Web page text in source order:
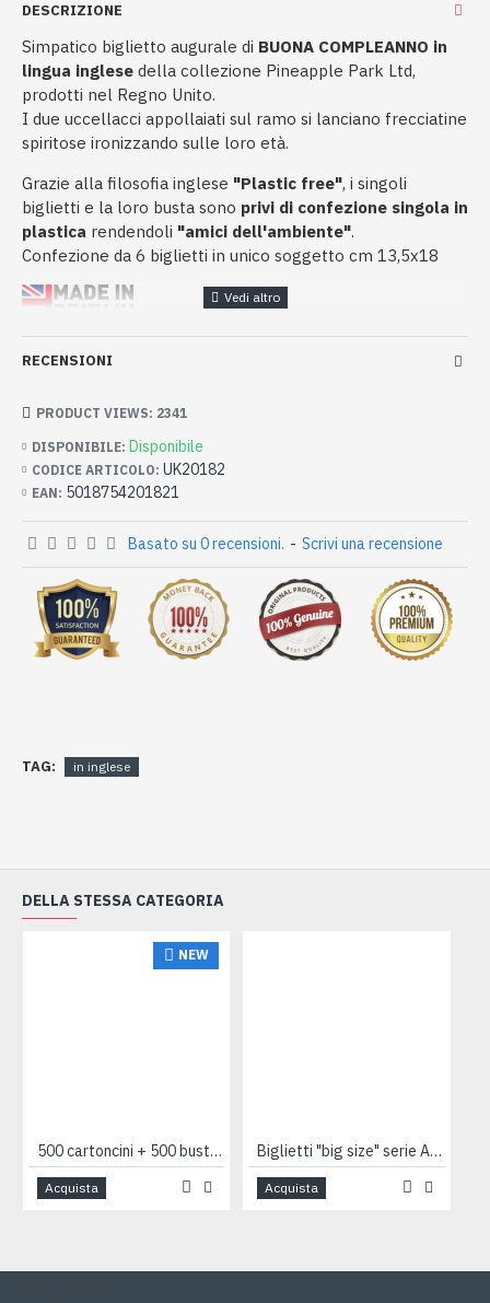
DESCRIZIONE
Simpatico biglietto augurale di BUONA COMPLEANNO in
lingua inglese della collezione Pineapple Park Ltd,
prodotti nel Regno Unito.
I due uccellacci appollaiati sul ramo si lanciano frecciatine
spiritose ironizzando sulle loro età.
Grazie alla filosofia inglese "Plastic free", i singoli
biglietti e la loro busta sono privi di confezione singola in
plastica rendendoli "amici dell'ambiente".
Confezione da 6 biglietti in unico soggetto cm 13,5x18
RECENSIONI
DISPONIBILE: Disponibile
CODICE ARTICOLO: UK20182
EAN: 5018754201821
PRODUCT VIEWS: 2341
Basato su 0 recensioni. - Scrivi una recensione
TAG: in inglese
DELLA STESSA CATEGORIA
NEW
500 cartoncini + 500 buste auguri expo mix
Acquista
Biglietti "big size" serie ARTISTS 4pz
Acquista